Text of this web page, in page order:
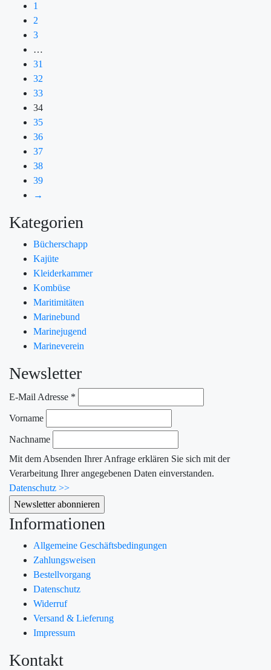
1
2
3
…
31
32
33
34
35
36
37
38
39
→
Kategorien
Bücherschapp
Kajüte
Kleiderkammer
Kombüse
Maritimitäten
Marinebund
Marinejugend
Marineverein
Newsletter
E-Mail Adresse *
Vorname
Nachname
Mit dem Absenden Ihrer Anfrage erklären Sie sich mit der
Verarbeitung Ihrer angegebenen Daten einverstanden.
Datenschutz >>
Informationen
Allgemeine Geschäftsbedingungen
Zahlungsweisen
Bestellvorgang
Datenschutz
Widerruf
Versand & Lieferung
Impressum
Kontakt